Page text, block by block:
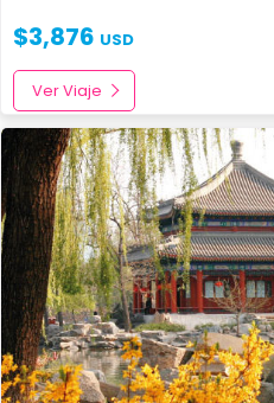
$3,876 USD
Ver Viaje